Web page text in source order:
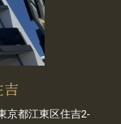
京都江東区住吉2-